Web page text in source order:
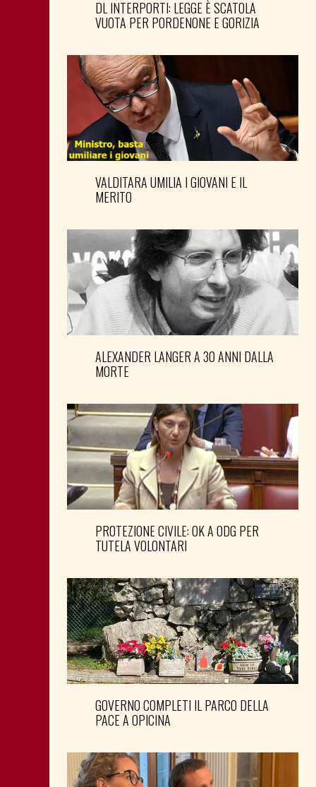
DL INTERPORTI: LEGGE È SCATOLA
VUOTA PER PORDENONE E GORIZIA
VALDITARA UMILIA I GIOVANI E IL
MERITO
ALEXANDER LANGER A 30 ANNI DALLA
MORTE
PROTEZIONE CIVILE: OK A ODG PER
TUTELA VOLONTARI
GOVERNO COMPLETI IL PARCO DELLA
PACE A OPICINA